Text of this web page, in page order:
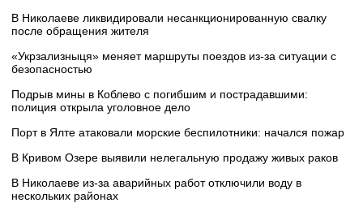
В Николаеве ликвидировали несанкционированную свалку
после обращения жителя
«Укрзализныця» меняет маршруты поездов из-за ситуации с
безопасностью
Подрыв мины в Коблево с погибшим и пострадавшими:
полиция открыла уголовное дело
Порт в Ялте атаковали морские беспилотники: начался пожар
В Кривом Озере выявили нелегальную продажу живых раков
В Николаеве из-за аварийных работ отключили воду в
нескольких районах